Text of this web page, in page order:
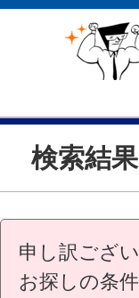
検索結果
申し訳ござ
お探しの条